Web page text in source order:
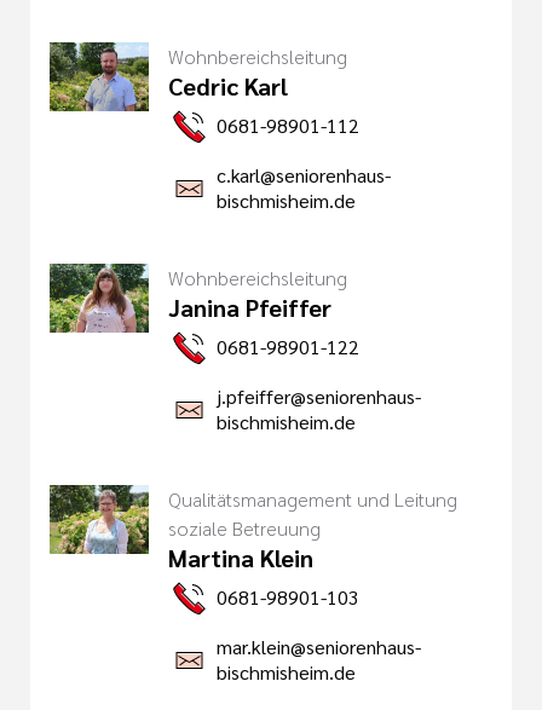
Wohnbereichsleitung
Cedric Karl
0681-98901-112
c.karl@seniorenhaus-
bischmisheim.de
Wohnbereichsleitung
Janina Pfeiffer
0681-98901-122
j.pfeiffer@seniorenhaus-
bischmisheim.de
Qualitätsmanagement und Leitung
soziale Betreuung
Martina Klein
0681-98901-103
mar.klein@seniorenhaus-
bischmisheim.de